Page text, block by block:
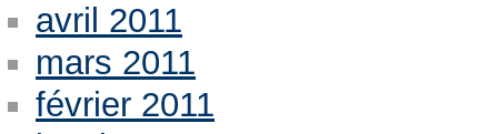
avril 2011
mars 2011
février 2011